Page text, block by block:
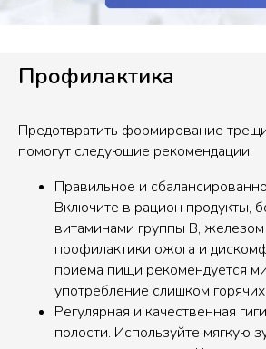
Профилактика
Предотвратить формирование
помогут следующие рекомендации:
Правильное и
Включите в рацион продукты,
витаминами группы B,
профилактики ожога и
приема пищи рекомендуется
употребление слишком
Регулярная и качественная
полости. Используйте мягкую